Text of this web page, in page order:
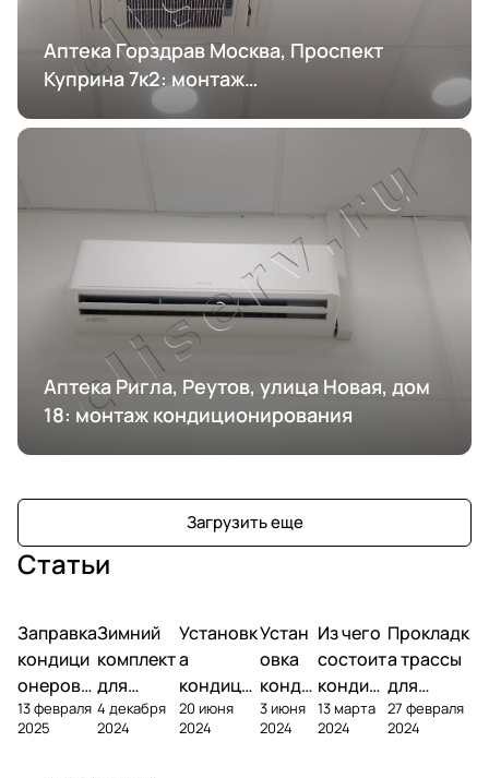
Аптека Горздрав Москва, Проспект
Куприна 7к2: монтаж
кондиционирования
Аптека Ригла, Реутов, улица Новая, дом
18: монтаж кондиционирования
Загрузить еще
Статьи
Заправка
кондици
онеров
фреоном
13 февраля
2025
Зимний
комплект
для
кондици
онера
4 декабря
2024
Установк
а
кондици
онера на
фасаде
20 июня
2024
Устан
овка
конди
ционе
ра
3 июня
2024
Из чего
состоит
кондиц
ионер?
13 марта
2024
Прокладк
а трассы
для
кондицио
нера
27 февраля
2024